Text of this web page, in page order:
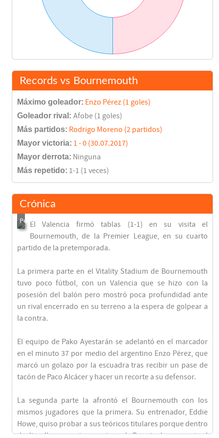
Final del partido
Records vs Bournemouth
Máximo goleador: Enzo Pérez (1 goles)
Goleador rival: Afobe (1 goles)
Más partidos: Rodrigo Moreno (2 partidos)
Mayor victoria: 1 - 0 (30.07.2017)
Mayor derrota: Ninguna
Más repetido: 1-1 (1 veces)
Crónica
El Valencia firmó tablas (1-1) en su visita el
Bournemouth, de la Premier League, en su cuarto
partido de la pretemporada.
La primera parte en el Vitality Stadium de Bournemouth
tuvo poco fútbol, con un Valencia que se hizo con la
posesión del balón pero mostró poca profundidad ante
un rival encerrado en su terreno a la espera de golpear a
la contra.
El equipo de Pako Ayestarán se adelantó en el marcador
en el minuto 37 por medio del argentino Enzo Pérez, que
marcó un golazo por la escuadra tras recibir un pase de
tacón de Paco Alcácer y hacer un recorte a su defensor.
La segunda parte la afrontó el Bournemouth con los
mismos jugadores que la primera. Su entrenador, Eddie
Howe, quiso probar a sus teóricos titulares porque dentro
de diez días su equipo comienza la Premier League ante el